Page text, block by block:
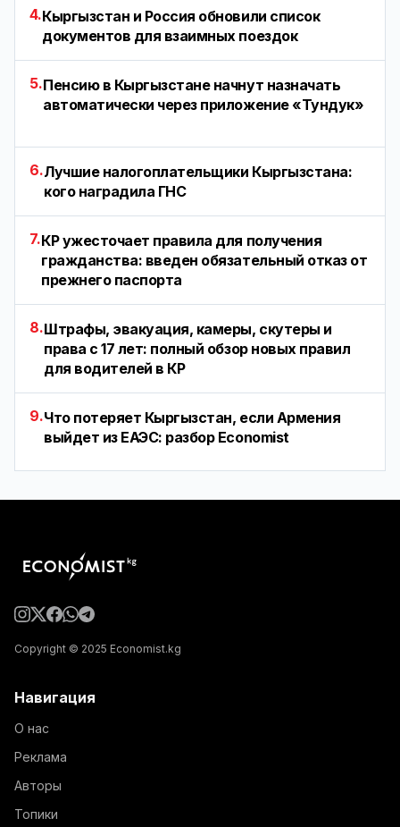
4.Кыргызстан и Россия обновили список
документов для взаимных поездок
5.Пенсию в Кыргызстане начнут назначать
автоматически через приложение «Тундук»
6.Лучшие налогоплательщики Кыргызстана:
кого наградила ГНС
7.КР ужесточает правила для получения
гражданства: введен обязательный отказ от
прежнего паспорта
8.Штрафы, эвакуация, камеры, скутеры и
права с 17 лет: полный обзор новых правил
для водителей в КР
9.Что потеряет Кыргызстан, если Армения
выйдет из ЕАЭС: разбор Economist
Copyright © 2025 Economist.kg
Навигация
О нас
Реклама
Авторы
Топики